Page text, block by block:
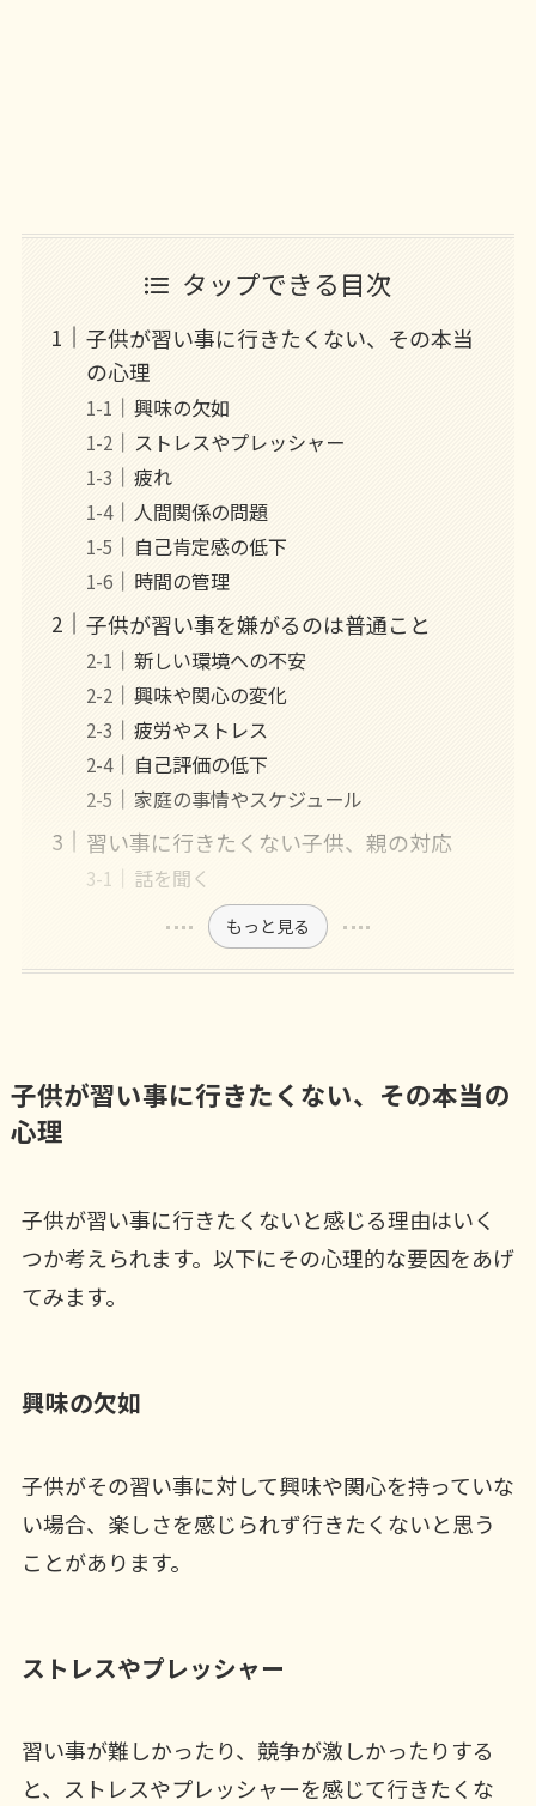
タップできる目次
子供が習い事に行きたくない、その本当
の心理
興味の欠如
ストレスやプレッシャー
疲れ
人間関係の問題
自己肯定感の低下
時間の管理
子供が習い事を嫌がるのは普通こと
新しい環境への不安
興味や関心の変化
疲労やストレス
自己評価の低下
家庭の事情やスケジュール
習い事に行きたくない子供、親の対応
話を聞く
もっと見る
子供が習い事に行きたくない、その本当の
心理
子供が習い事に行きたくないと感じる理由はいく
つか考えられます。以下にその心理的な要因をあげ
てみます。
興味の欠如
子供がその習い事に対して興味や関心を持っていな
い場合、楽しさを感じられず行きたくないと思う
ことがあります。
ストレスやプレッシャー
習い事が難しかったり、競争が激しかったりする
と、ストレスやプレッシャーを感じて行きたくな